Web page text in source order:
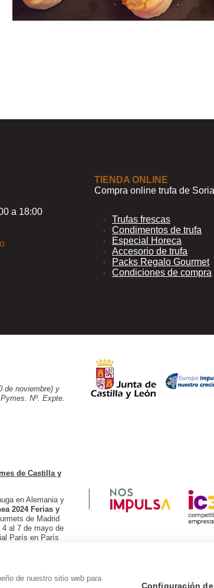
de nuestro sitio web para
Configuración
a 18:00
TIENDA ONLINE
Compra online trufa de Soria
Trufas frescas
Condimentos de trufa
Especial Horeca
Accesorio de trufa
Packs Regalo Gourmet
Condiciones de compra
de noviembre) y
Nº. Expte.
de Castilla y
en Alemania y
2024 Ferias y
de Madrid
al 7 de mayo de
París en París